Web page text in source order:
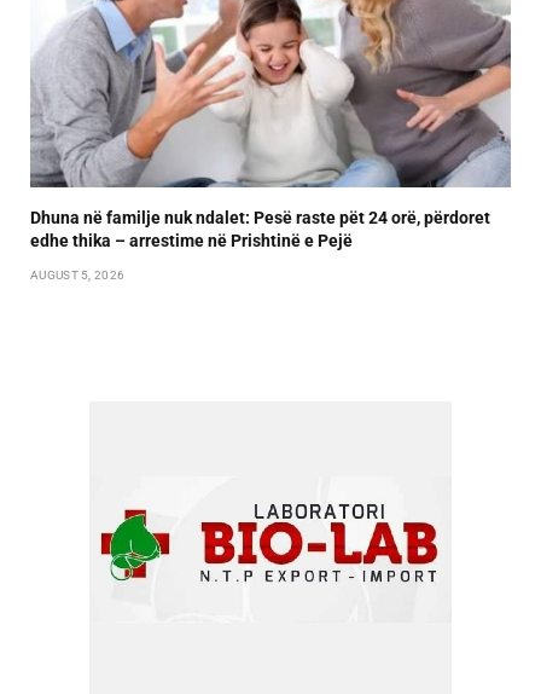
Dhuna në familje nuk ndalet: Pesë raste pët 24 orë, përdoret
edhe thika – arrestime në Prishtinë e Pejë
AUGUST 5, 2026